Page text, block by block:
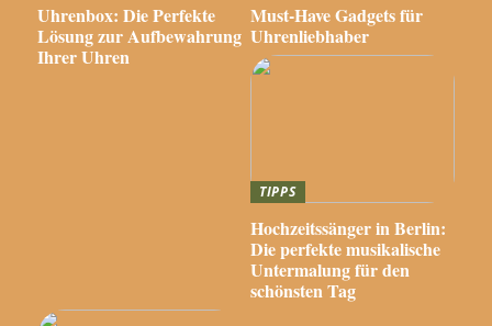
Uhrenbox: Die Perfekte
Lösung zur Aufbewahrung
Ihrer Uhren
Must-Have Gadgets für
Uhrenliebhaber
TIPPS
Hochzeitssänger in Berlin:
Die perfekte musikalische
Untermalung für den
schönsten Tag